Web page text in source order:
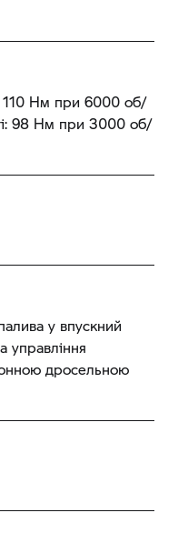
110 Нм при 6000 об/
98 Нм при 3000 об/
у впускний
управління
дросельною